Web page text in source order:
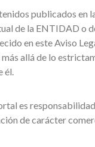
publicados en
de la ENTIDAD o
en este Aviso
allá de lo
él.
es
de carácter